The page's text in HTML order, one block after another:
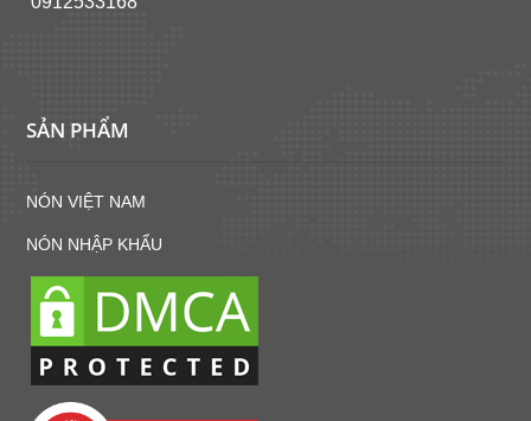
SẢN PHẨM
NÓN VIỆT NAM
NÓN NHẬP KHẨU